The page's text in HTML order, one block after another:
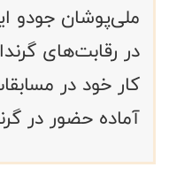
در رقابت‌های
کار خود در
آماده حضور در